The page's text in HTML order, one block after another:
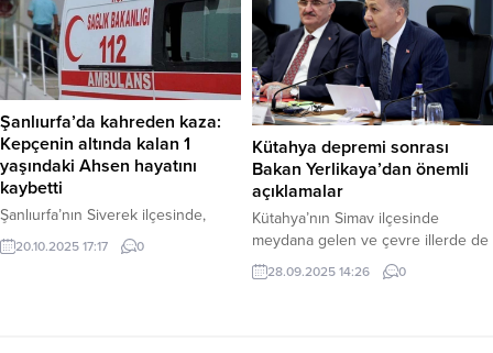
gerçekleştirilen toplam 1.316 DEAŞ
operasyonunun bir parçası olarak
yapıldı. Bu operasyonlar
sonucunda 2.733 şüpheli yakalandı.
Bunlardan 692’si tutuklanırken,
529’u hakkında adli kontrol...
adaylığını resmileştirdi. Haber
Merkezi – Fenerbahçe Spor
Kulübü Başkan Adayı Sadettin
Saran konuyla ilgili yaptığı
açıklamada şunları söyledi:
Şanlıurfa’da kahreden kaza:
Kepçenin altında kalan 1
yaşındaki Ahsen hayatını
kaybetti
Şanlıurfa’nın Siverek ilçesinde,
evinin yakınlarında oyun oynayan 1
yaşındaki bir çocuk, inşaat
20.10.2025 17:17 0
Kütahya depremi sonrası
Bakan Yerlikaya’dan önemli
açıklamalar
Kütahya’nın Simav ilçesinde
meydana gelen ve çevre illerde de
paniğe neden olan depremin
ardından İçişleri Bakanı Ali Yerlikaya
28.09.2025 14:26 0